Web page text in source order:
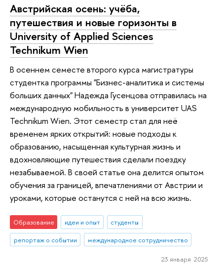
Австрийская осень: учёба,
путешествия и новые горизонты в
University of Applied Sciences
Technikum Wien
В осеннем семесте второго курса магистратуры
студентка программы "Бизнес-аналитика и системы
больших данных" Надежда Гусенцова отправилась на
международную мобильность в университет UAS
Technikum Wien. Этот семестр стал для неё
временем ярких открытий: новые подходы к
образованию, насыщенная культурная жизнь и
вдохновляющие путешествия сделали поездку
незабываемой. В своей статье она делится опытом
обучения за границей, впечатлениями от Австрии и
уроками, которые останутся с ней на всю жизнь.
Образование идеи и опыт
студенты
репортаж о событии
международное сотрудничество
23 января 2025